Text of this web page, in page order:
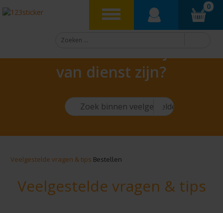
0
van dienst zijn?
Veelgestelde vragen & tips Bestellen
Veelgestelde vragen & tips